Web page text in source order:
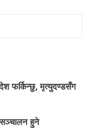
फर्किन्छु, मृत्युदण्डसँग
सञ्चालन हुने